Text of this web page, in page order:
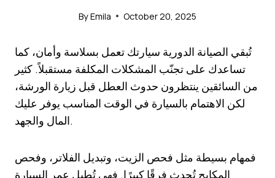
ByEmila October 20, 2025
تُبقي الصيانة الدورية سيارتك تعمل بسلاسة وأمان، كما
تساعدك على تجنّب المشكلات المكلفة مستقبلاً. كثير
من السائقين ينتظرون حدوث العطل قبل زيارة الورشة،
لكن الاهتمام بالسيارة في الوقت المناسب يوفر عليك
المال والجهد.
فمهام بسيطة مثل فحص الزيت، وتبديل الفلاتر، وفحص
المكابح تُحدث فرقًا كبيرًا. فهي تُطيل عمر السيارة